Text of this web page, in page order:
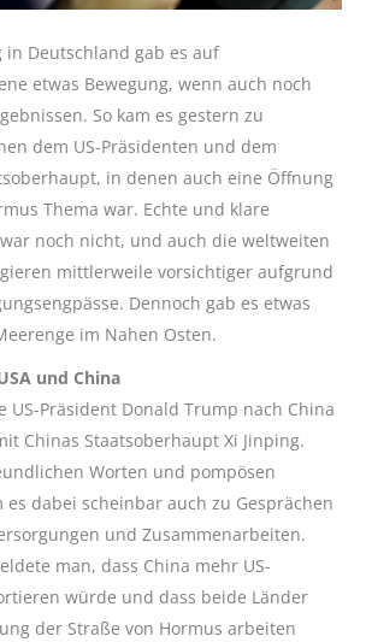
in Deutschland gab es auf
etwas Bewegung, wenn auch noch
So kam es gestern zu
dem US-Präsidenten und dem
in denen auch eine Öffnung
Thema war. Echte und klare
noch nicht, und auch die weltweiten
mittlerweile vorsichtiger aufgrund
Dennoch gab es etwas
im Nahen Osten.
und China
US-Präsident Donald Trump nach China
Chinas Staatsoberhaupt Xi Jinping.
Worten und pompösen
es dabei scheinbar auch zu Gesprächen
und Zusammenarbeiten.
man, dass China mehr US-
würde und dass beide Länder
der Straße von Hormus arbeiten